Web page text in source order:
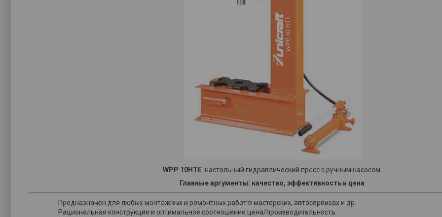
WPP 10HTE настольный гидравлический пресс с ручным насосом.
Главные аргументы: качество, эффективность и цена​
· Предназначен для любых монтажных и ремонтных работ в мастерских, автосервисах и др.
· Рациональная конструкция и оптимальное соотношение цена/производительность.